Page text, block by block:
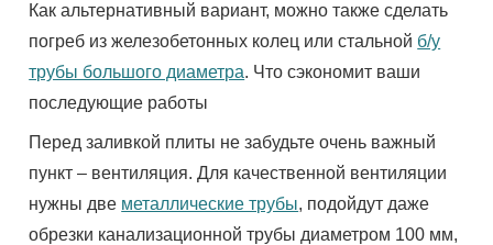
Как альтернативный вариант, можно также сделать
погреб из железобетонных колец или стальной б/у
трубы большого диаметра. Что сэкономит ваши
последующие работы
Перед заливкой плиты не забудьте очень важный
пункт – вентиляция. Для качественной вентиляции
нужны две металлические трубы, подойдут даже
обрезки канализационной трубы диаметром 100 мм,